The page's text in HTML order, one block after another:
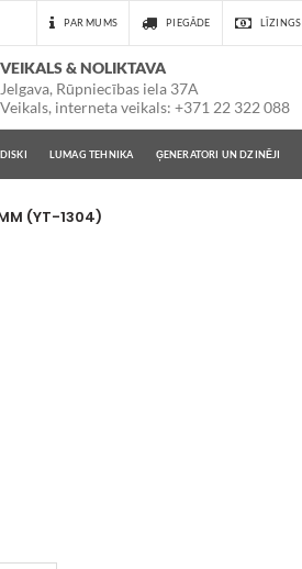
PAR MUMS PIEGĀDE LĪZINGS
VEIKALS & NOLIKTAVA
Jelgava, Rūpniecības iela 37A
Veikals, interneta veikals: +371 22 322 088
LUMAG TEHNIKA ĢENERATORI UN DZINĒJI
(YT-1304)